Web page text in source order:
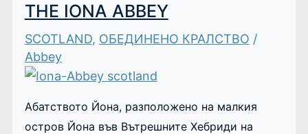
THE IONA ABBEY
SCOTLAND, ОБЕДИНЕНО КРАЛСТВО /
Abbey
Абатството Йона, разположено на малкия
остров Йона във Вътрешните Хебриди на